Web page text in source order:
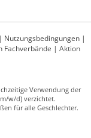
| Nutzungsbedingungen |
Fachverbände | Aktion
Verwendung der
w/d) verzichtet.
für alle Geschlechter.